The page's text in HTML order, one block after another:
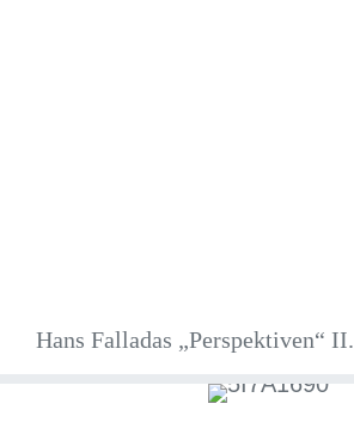
Hans Falladas „Perspektiven“ II.